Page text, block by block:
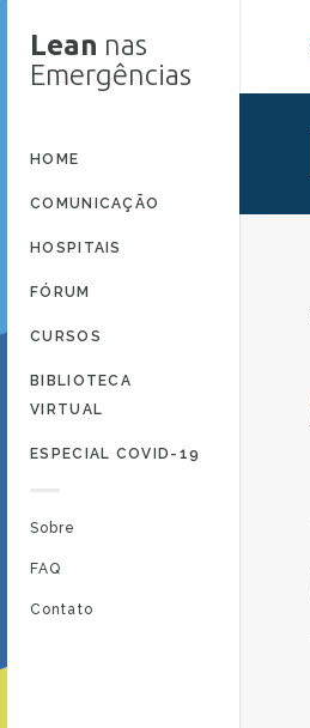
Lean nas
Emergências
HOME
COMUNICAÇÃO
HOSPITAIS
FÓRUM
CURSOS
BIBLIOTECA
VIRTUAL
ESPECIAL COVID-19
Sobre
FAQ
Contato